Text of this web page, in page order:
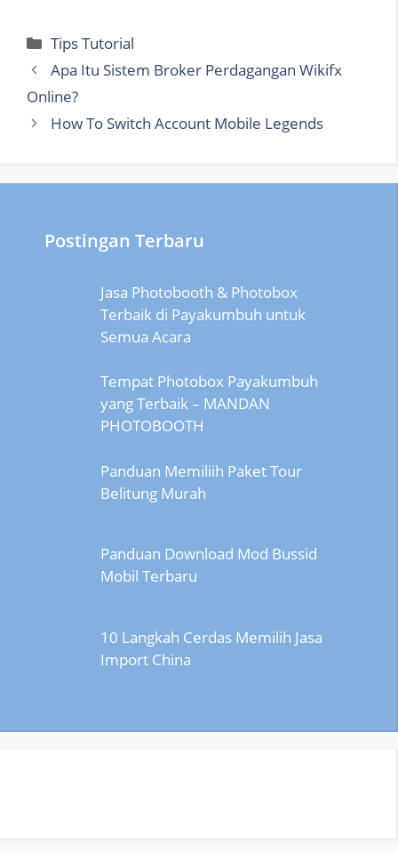
Categories
Tips Tutorial
Apa Itu Sistem Broker Perdagangan Wikifx
Online?
How To Switch Account Mobile Legends
Postingan Terbaru
Jasa Photobooth & Photobox
Terbaik di Payakumbuh untuk
Semua Acara
Tempat Photobox Payakumbuh
yang Terbaik – MANDAN
PHOTOBOOTH
Panduan Memiliih Paket Tour
Belitung Murah
Panduan Download Mod Bussid
Mobil Terbaru
10 Langkah Cerdas Memilih Jasa
Import China